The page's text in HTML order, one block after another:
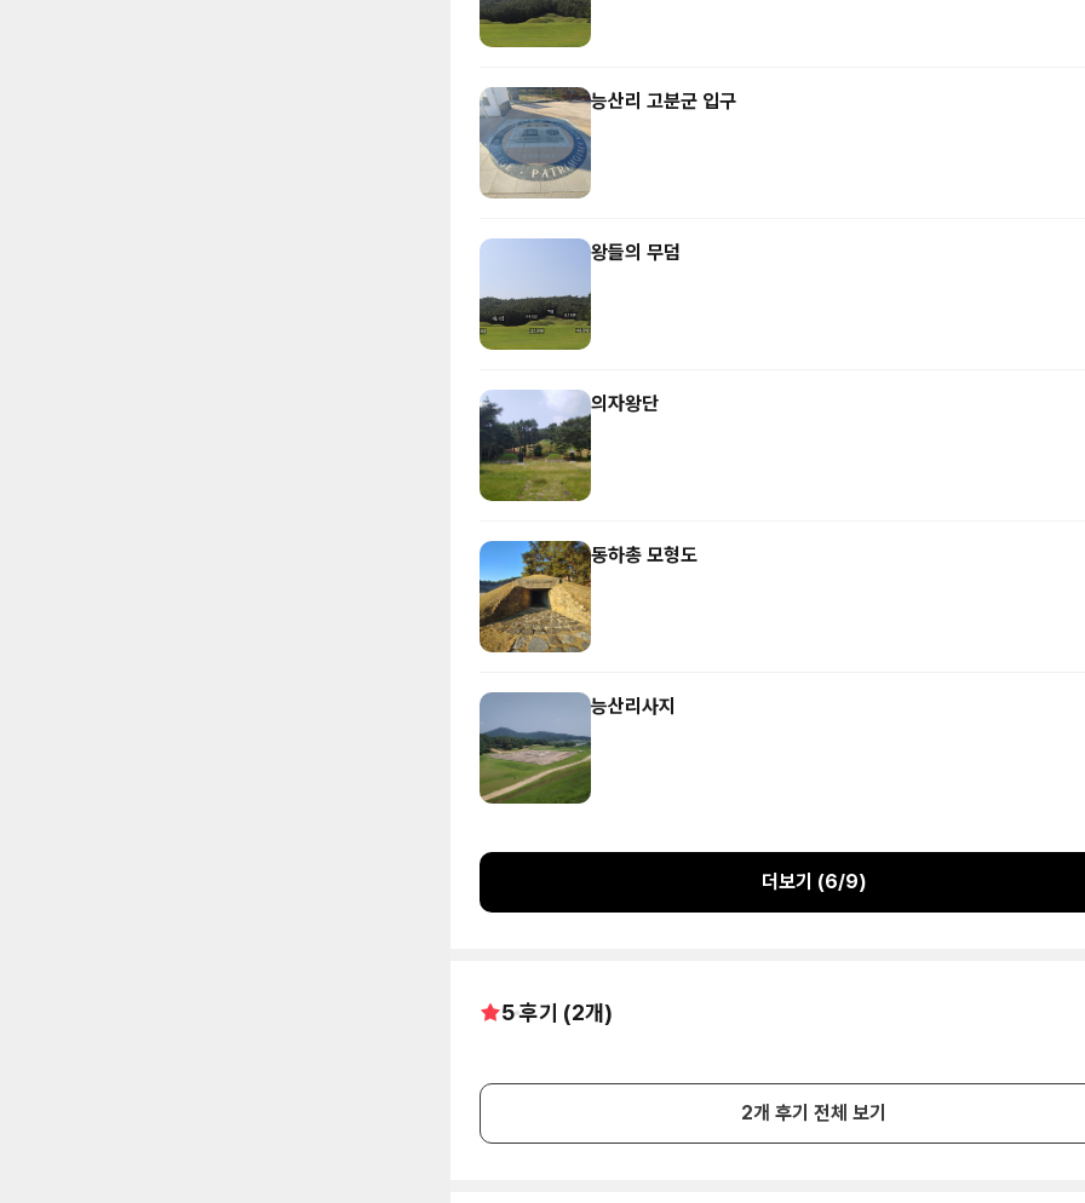
능산리 고분군 입구
왕들의 무덤
의자왕단
동하총 모형도
능산리사지
더보기 (6/9)
5후기 (2개)
2개 후기 전체 보기